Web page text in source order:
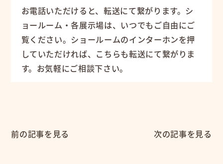
お電話いただけると、転送にて繋がります。シ
ョールーム・各展示場は、いつでもご自由にご
覧ください。ショールームのインターホンを押
していただければ、こちらも転送にて繋がりま
す。お気軽にご相談下さい。
前の記事を見る 次の記事を見る